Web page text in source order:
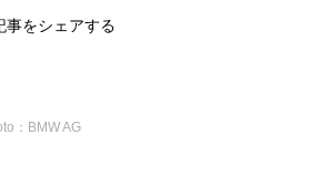
事をシェアする
：BMW AG